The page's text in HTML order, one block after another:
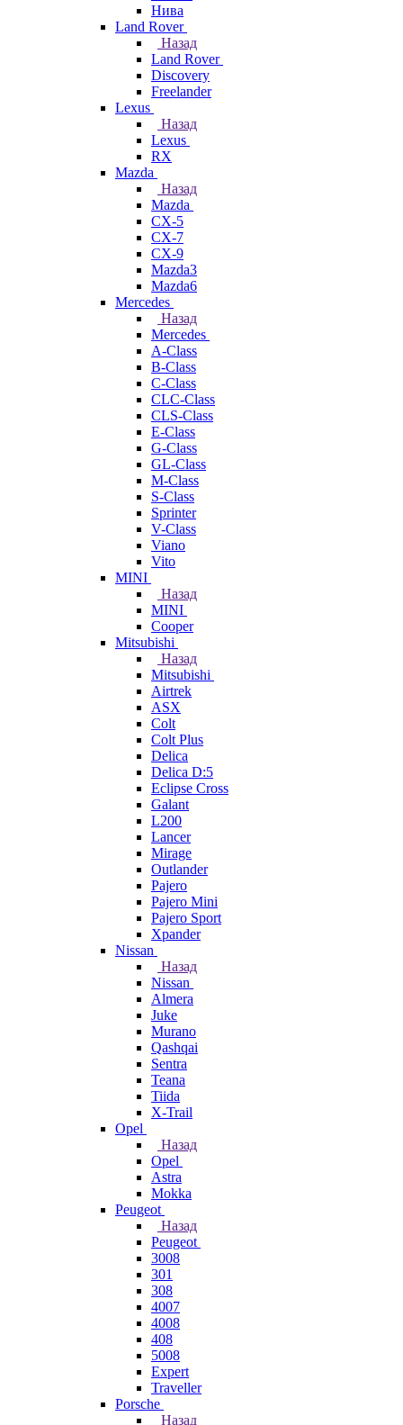
Нива
Land Rover
Назад
Land Rover
Discovery
Freelander
Lexus
Назад
Lexus
RX
Mazda
Назад
Mazda
CX-5
CX-7
CX-9
Mazda3
Mazda6
Mercedes
Назад
Mercedes
A-Class
B-Class
C-Class
CLC-Class
CLS-Class
E-Class
G-Class
GL-Class
M-Class
S-Class
Sprinter
V-Class
Viano
Vito
MINI
Назад
MINI
Cooper
Mitsubishi
Назад
Mitsubishi
Airtrek
ASX
Colt
Colt Plus
Delica
Delica D:5
Eclipse Cross
Galant
L200
Lancer
Mirage
Outlander
Pajero
Pajero Mini
Pajero Sport
Xpander
Nissan
Назад
Nissan
Almera
Juke
Murano
Qashqai
Sentra
Teana
Tiida
X-Trail
Opel
Назад
Opel
Astra
Mokka
Peugeot
Назад
Peugeot
3008
301
308
4007
4008
408
5008
Expert
Traveller
Porsche
Назад